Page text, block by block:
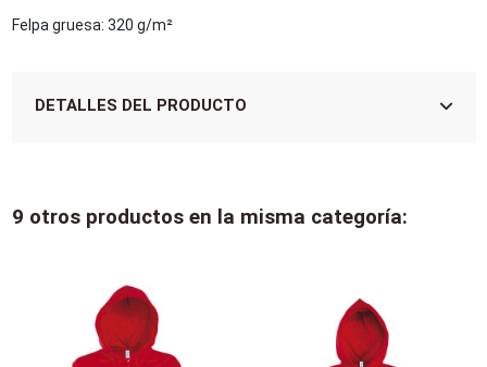
Felpa gruesa: 320 g/m²
DETALLES DEL PRODUCTO
9 otros productos en la misma categoría: